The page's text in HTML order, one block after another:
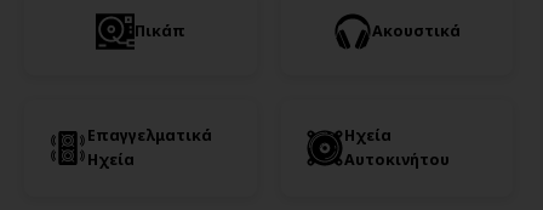
Πικάπ Ακουστικά
Επαγγελματικά
Ηχεία
Ηχεία
Αυτοκινήτου